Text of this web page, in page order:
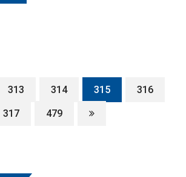
313 314 315 316
317 479